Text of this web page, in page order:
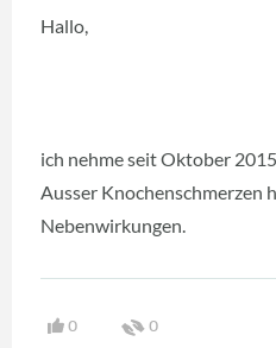
Hallo,
ich nehme seit Oktober
Ausser Knochenschmerzen
Nebenwirkungen.
0 0